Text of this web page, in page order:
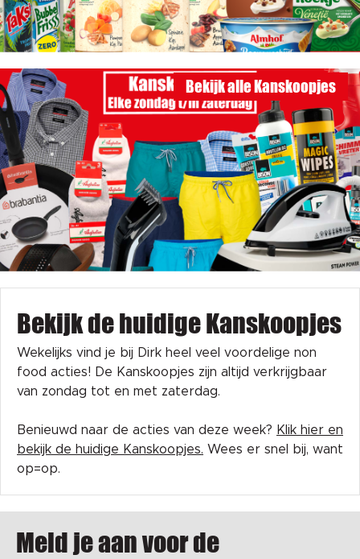
Bekijk alle Kanskoopjes
Bekijk de huidige Kanskoopjes
Wekelijks vind je bij Dirk heel veel voordelige non
food acties! De Kanskoopjes zijn altijd verkrijgbaar
van zondag tot en met zaterdag.
Benieuwd naar de acties van deze week? Klik hier en
bekijk de huidige Kanskoopjes. Wees er snel bij, want
op=op.
Meld je aan voor de